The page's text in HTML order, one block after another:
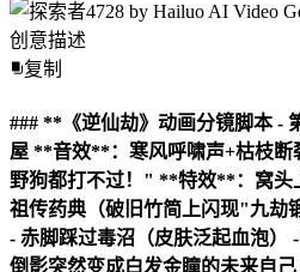
创意描述
复制
### **《逆仙劫》动画分镜脚本 -
屋 **音效**：寒风呼啸声+枯枝
野狗都打不过！" **特效**：窝
祖传药典（破旧竹简上闪现"九劫
- 赤脚踩过毒沼（皮肤泛起血泡
倒影突然变成白发金瞳的未来自